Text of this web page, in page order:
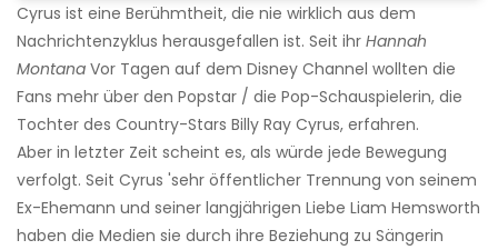
Cyrus ist eine Berühmtheit, die nie wirklich aus dem
Nachrichtenzyklus herausgefallen ist. Seit ihr Hannah
Montana Vor Tagen auf dem Disney Channel wollten die
Fans mehr über den Popstar / die Pop-Schauspielerin, die
Tochter des Country-Stars Billy Ray Cyrus, erfahren.
Aber in letzter Zeit scheint es, als würde jede Bewegung
verfolgt. Seit Cyrus 'sehr öffentlicher Trennung von seinem
Ex-Ehemann und seiner langjährigen Liebe Liam Hemsworth
haben die Medien sie durch ihre Beziehung zu Sängerin